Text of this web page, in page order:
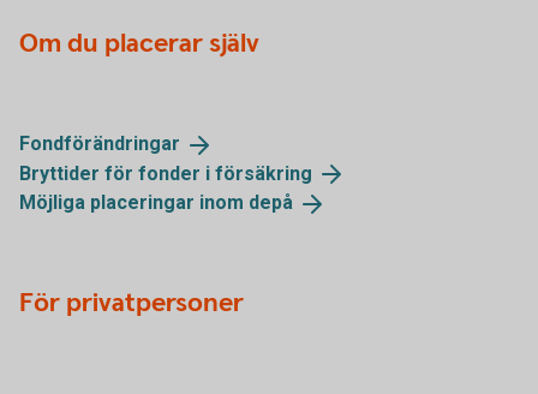
Om du placerar själv
Fondförändringar
Bryttider för fonder i försäkring
Möjliga placeringar inom depå
För privatpersoner